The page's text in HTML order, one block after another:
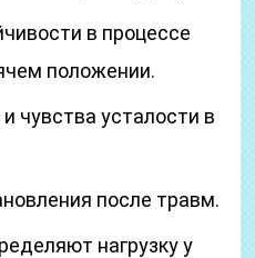
в процессе
положении.
чувства усталости в
после травм.
нагрузку у